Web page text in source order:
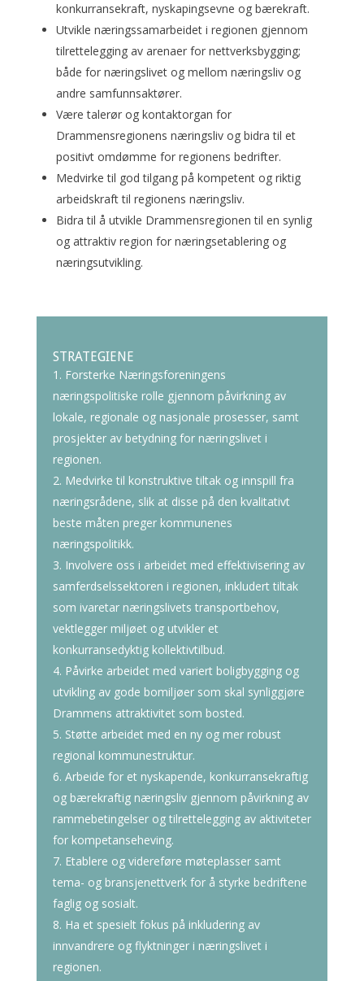
konkurransekraft, nyskapingsevne og bærekraft.
Utvikle næringssamarbeidet i regionen gjennom
tilrettelegging av arenaer for nettverksbygging;
både for næringslivet og mellom næringsliv og
andre samfunnsaktører.
Være talerør og kontaktorgan for
Drammensregionens næringsliv og bidra til et
positivt omdømme for regionens bedrifter.
Medvirke til god tilgang på kompetent og riktig
arbeidskraft til regionens næringsliv.
Bidra til å utvikle Drammensregionen til en synlig
og attraktiv region for næringsetablering og
næringsutvikling.
STRATEGIENE
Forsterke Næringsforeningens
næringspolitiske rolle gjennom påvirkning av
lokale, regionale og nasjonale prosesser, samt
prosjekter av betydning for næringslivet i
regionen.
Medvirke til konstruktive tiltak og innspill fra
næringsrådene, slik at disse på den kvalitativt
beste måten preger kommunenes
næringspolitikk.
Involvere oss i arbeidet med effektivisering av
samferdselssektoren i regionen, inkludert tiltak
som ivaretar næringslivets transportbehov,
vektlegger miljøet og utvikler et
konkurransedyktig kollektivtilbud.
Påvirke arbeidet med variert boligbygging og
utvikling av gode bomiljøer som skal synliggjøre
Drammens attraktivitet som bosted.
Støtte arbeidet med en ny og mer robust
regional kommunestruktur.
Arbeide for et nyskapende, konkurransekraftig
og bærekraftig næringsliv gjennom påvirkning av
rammebetingelser og tilrettelegging av aktiviteter
for kompetanseheving.
Etablere og videreføre møteplasser samt
tema- og bransjenettverk for å styrke bedriftene
faglig og sosialt.
Ha et spesielt fokus på inkludering av
innvandrere og flyktninger i næringslivet i
regionen.